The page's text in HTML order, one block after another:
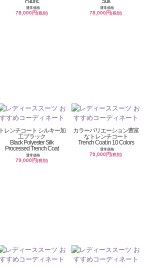
通常価格
78,000円(税別)
通常価格
78,000円(税別)
トレンチコート シルキー加
工ブラック
Black Polyester Silk
Processed Trench Coat
通常価格
79,000円(税別)
カラーバリエーション豊富
なトレンチコート
Trench Coat in 10 Colors
通常価格
79,000円(税別)